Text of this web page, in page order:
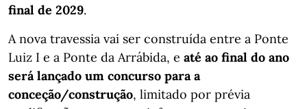
final de 2029.
A nova travessia vai ser construída entre a Ponte
Luiz I e a Ponte da Arrábida, e até ao final do ano
será lançado um concurso para a
conceção/construção, limitado por prévia